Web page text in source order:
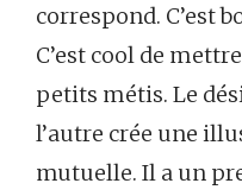
correspond. C’est
C’est cool de
petits métis. Le
l’autre crée une
mutuelle. Il a un